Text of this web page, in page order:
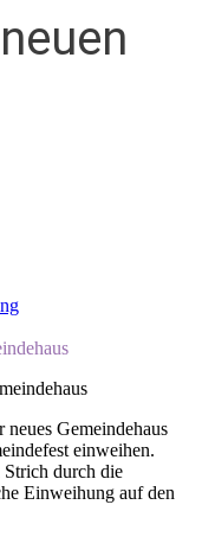
Gemeindehaus
einweihen.
Strich durch die
Einweihung auf den